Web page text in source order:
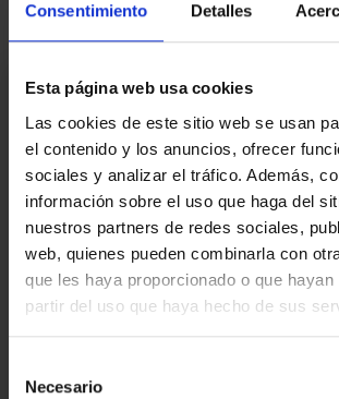
Consentimiento Detalles
Esta página web usa cookies
Las cookies de este sitio web se usan
el contenido y los anuncios, ofrecer
sociales y analizar el tráfico. Además,
información sobre el uso que haga del
nuestros partners de redes sociales,
web, quienes pueden combinarla con
que les haya proporcionado o que hayan
partir del uso que haya hecho de sus
Necesario
Estic
Ref.:33794
*Camps requerits
Nom
Telèfon
mail